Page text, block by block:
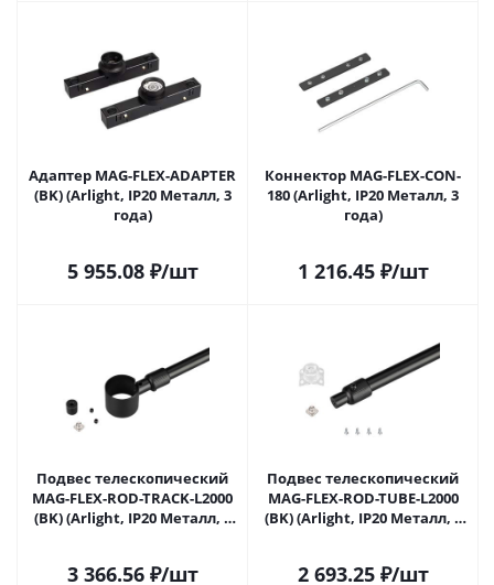
Адаптер MAG-FLEX-ADAPTER
(BK) (Arlight, IP20 Металл, 3
года)
5 955.08₽/шт
Коннектор MAG-FLEX-CON-
180 (Arlight, IP20 Металл, 3
года)
1 216.45₽/шт
Подвес телескопический
MAG-FLEX-ROD-TRACK-L2000
(BK) (Arlight, IP20 Металл, 3
3 366.56₽/шт
Подвес телескопический
MAG-FLEX-ROD-TUBE-L2000
(BK) (Arlight, IP20 Металл, 3
2 693.25₽/шт